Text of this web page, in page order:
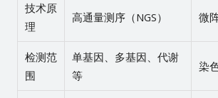
技术原
理
高通量测序（NGS） 微
检测范
围
单基因、多基因、代谢
等
染